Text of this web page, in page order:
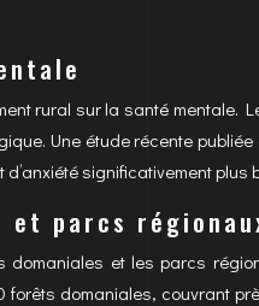
rural sur la santé
Une étude récente
significativement
et parcs
et les parcs
domaniales, couvrant